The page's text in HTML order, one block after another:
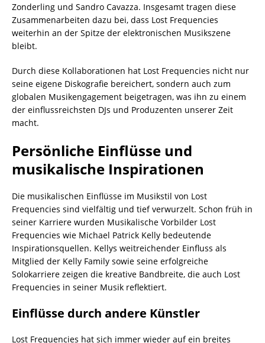
Zonderling und Sandro Cavazza. Insgesamt tragen diese
Zusammenarbeiten dazu bei, dass Lost Frequencies
weiterhin an der Spitze der elektronischen Musikszene
bleibt.
Durch diese Kollaborationen hat Lost Frequencies nicht nur
seine eigene Diskografie bereichert, sondern auch zum
globalen Musikengagement beigetragen, was ihn zu einem
der einflussreichsten DJs und Produzenten unserer Zeit
macht.
Persönliche Einflüsse und
musikalische Inspirationen
Die musikalischen Einflüsse im Musikstil von Lost
Frequencies sind vielfältig und tief verwurzelt. Schon früh in
seiner Karriere wurden Musikalische Vorbilder Lost
Frequencies wie Michael Patrick Kelly bedeutende
Inspirationsquellen. Kellys weitreichender Einfluss als
Mitglied der Kelly Family sowie seine erfolgreiche
Solokarriere zeigen die kreative Bandbreite, die auch Lost
Frequencies in seiner Musik reflektiert.
Einflüsse durch andere Künstler
Lost Frequencies hat sich immer wieder auf ein breites